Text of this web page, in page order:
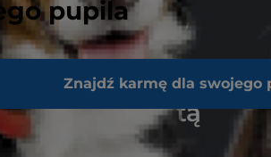
pupila
Znajdź karmę dla swojego
od lat tworzy
różnicę –
widoczną,
i opartą
zaufaniu.